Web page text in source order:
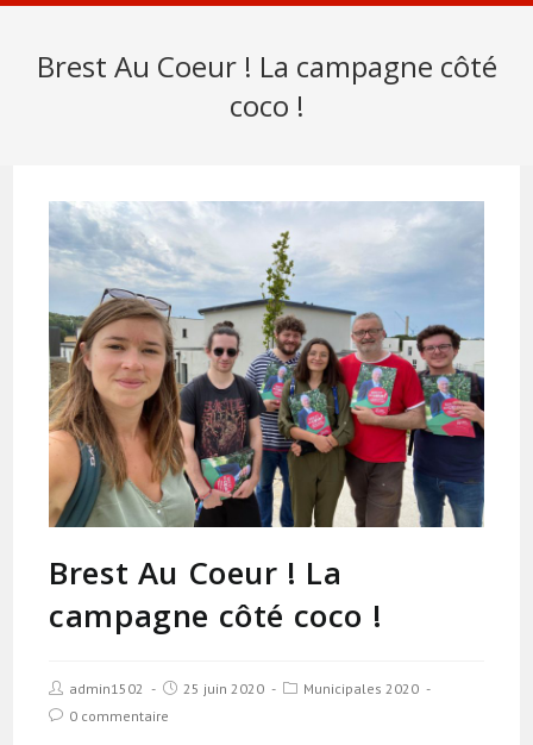
Brest Au Coeur ! La campagne côté
coco !
Brest Au Coeur ! La
campagne côté coco !
admin1502 25 juin 2020
Municipales 2020
0 commentaire